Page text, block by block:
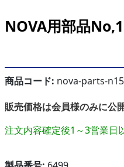
NOVA用部品
商品コード: nova-parts-
販売価格は会員様のみに公
注文内容確定後1～3営業日